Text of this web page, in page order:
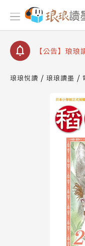
【公告】因
停部分閱讀服
【公告】琅琅
【公告】琅
請圖文教學
【公告】因
停部分閱讀服
琅琅悅讀 琅琅讀墨